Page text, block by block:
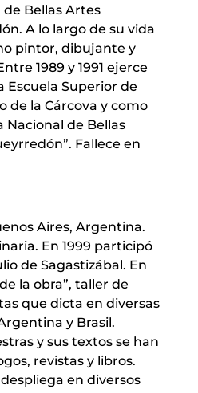
de Bellas Artes
A lo largo de su vida
pintor, dibujante y
1989 y 1991 ejerce
Escuela Superior de
de la Cárcova y como
Nacional de Bellas
Fallece en
Aires, Argentina.
En 1999 participó
de Sagastizábal. En
la obra”, taller de
que dicta en diversas
y Brasil.
y sus textos se han
revistas y libros.
en diversos